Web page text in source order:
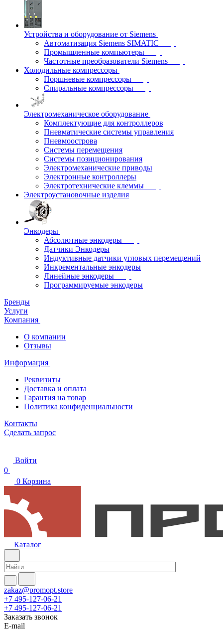
Устройства и оборудование от Siemens
Автоматизация Siemens SIMATIC
Промышленные компьютеры
Частотные преобразователи Siemens
Холодильные компрессоры
Поршневые компрессоры
Спиральные компрессоры
Электромеханическое оборудование
Комплектующие для контроллеров
Пневматические системы управления
Пневмоострова
Системы перемещения
Системы позиционирования
Электромеханические приводы
Электронные контроллеры
Электротехнические клеммы
Электроустановочные изделия
Энкодеры
Абсолютные энкодеры
Датчики Энкодеры
Индуктивные датчики угловых перемещений
Инкрементальные энкодеры
Линейные энкодеры
Программируемые энкодеры
Бренды
Услуги
Компания
О компании
Отзывы
Информация
Реквизиты
Доставка и оплата
Гарантия на товар
Политика конфиденциальности
Контакты
Сделать запрос
Войти
0
0 Корзина
Каталог
zakaz@promopt.store
+7 495-127-06-21
+7 495-127-06-21
Заказать звонок
E-mail